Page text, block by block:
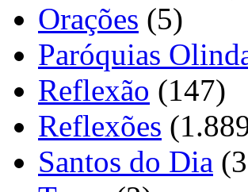
Orações (5)
Paróquias
Reflexão (147)
Reflexões
Santos do Dia